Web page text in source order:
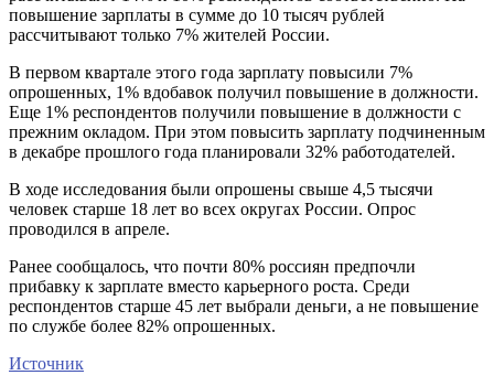
повышение зарплаты в сумме до 10 тысяч рублей
рассчитывают только 7% жителей России.
В первом квартале этого года зарплату повысили 7%
опрошенных, 1% вдобавок получил повышение в должности.
Еще 1% респондентов получили повышение в должности с
прежним окладом. При этом повысить зарплату подчиненным
в декабре прошлого года планировали 32% работодателей.
В ходе исследования были опрошены свыше 4,5 тысячи
человек старше 18 лет во всех округах России. Опрос
проводился в апреле.
Ранее сообщалось, что почти 80% россиян предпочли
прибавку к зарплате вместо карьерного роста. Среди
респондентов старше 45 лет выбрали деньги, а не повышение
по службе более 82% опрошенных.
Источник